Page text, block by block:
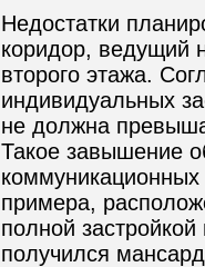
Недостатки
коридор, ведущий
второго этажа.
индивидуальных
не должна
Такое завышение
примера,
полной
получился